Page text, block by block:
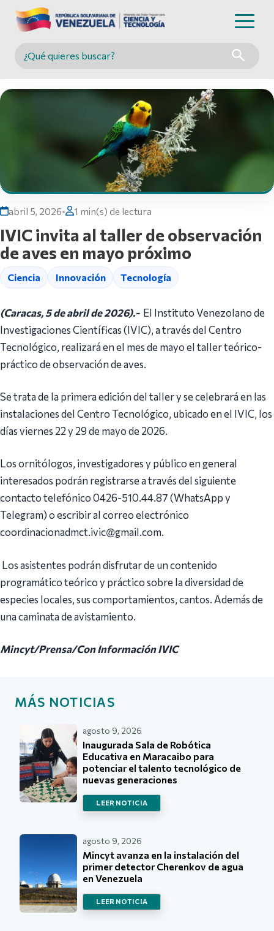
Buscar en MINCYT
abril 5, 2026• 1 min(s) de lectura
IVIC invita al taller de observación
de aves en mayo próximo
Ciencia Innovación Tecnología
(Caracas, 5 de abril de 2026).-El Instituto Venezolano de
Investigaciones Científicas (IVIC), a través del Centro
Tecnológico, realizará en el mes de mayo el taller teórico-
práctico de observación de aves.
Se trata de la primera edición del taller y se celebrará en las
instalaciones del Centro Tecnológico, ubicado en el IVIC, los
días viernes 22 y 29 de mayo de 2026.
Los ornitólogos, investigadores y público en general
interesados podrán registrarse a través del siguiente
contacto telefónico 0426-510.44.87 (WhatsApp y
Telegram) o escribir al correo electrónico
coordinacionadmct.ivic@gmail.com.
Los asistentes podrán disfrutar de un contenido
programático teórico y práctico sobre la diversidad de
especies locales, sus comportamientos, cantos. Además de
una caminata de avistamiento.
Mincyt/Prensa/Con Información IVIC
MÁS NOTICIAS
agosto 9, 2026
Inaugurada Sala de Robótica
Educativa en Maracaibo para
potenciar el talento tecnológico de
nuevas generaciones
LEER NOTICIA
agosto 9, 2026
Mincyt avanza en la instalación del
primer detector Cherenkov de agua
en Venezuela
LEER NOTICIA